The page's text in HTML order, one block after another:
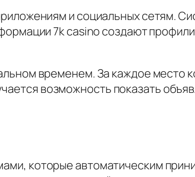
и социальных сетям.
7k casino создают
временем. За каждое место
возможность показать
которые автоматическим